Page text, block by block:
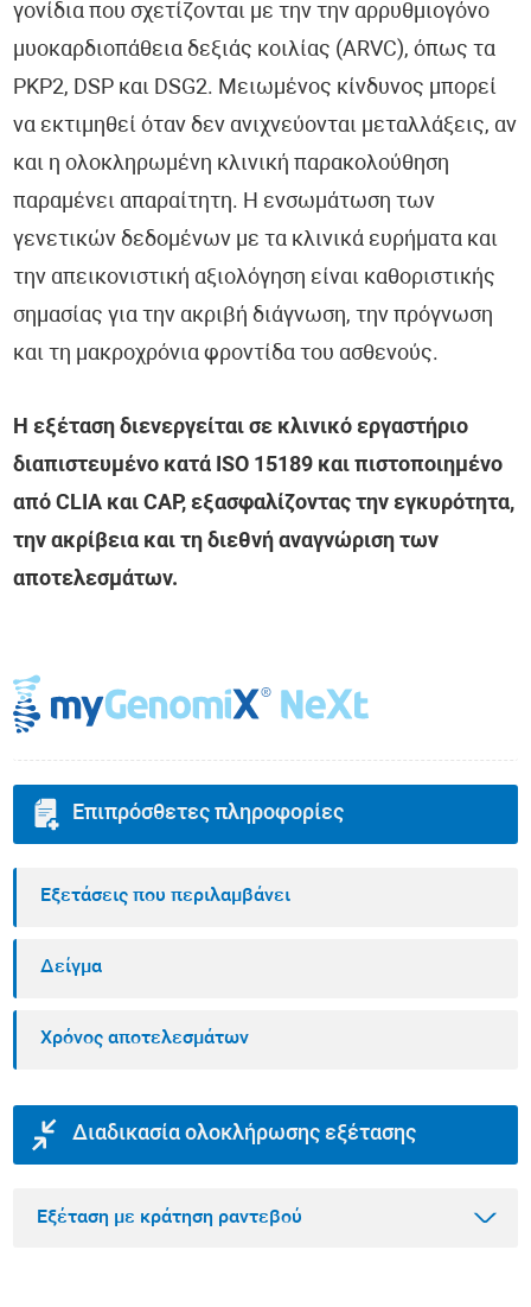
γονίδια που σχετίζονται με την την αρρυθμιογόνο
μυοκαρδιοπάθεια δεξιάς κοιλίας (ARVC), όπως τα
PKP2, DSP και DSG2. Μειωμένος κίνδυνος μπορεί
να εκτιμηθεί όταν δεν ανιχνεύονται μεταλλάξεις, αν
και η ολοκληρωμένη κλινική παρακολούθηση
παραμένει απαραίτητη. Η ενσωμάτωση των
γενετικών δεδομένων με τα κλινικά ευρήματα και
την απεικονιστική αξιολόγηση είναι καθοριστικής
σημασίας για την ακριβή διάγνωση, την πρόγνωση
και τη μακροχρόνια φροντίδα του ασθενούς.
Η εξέταση διενεργείται σε κλινικό εργαστήριο
διαπιστευμένο κατά ISO 15189 και πιστοποιημένο
από CLIA και CAP, εξασφαλίζοντας την εγκυρότητα,
την ακρίβεια και τη διεθνή αναγνώριση των
αποτελεσμάτων.
Επιπρόσθετες πληροφορίες
Εξετάσεις που περιλαμβάνει
Δείγμα
Χρόνος αποτελεσμάτων
Διαδικασία ολοκλήρωσης εξέτασης
Εξέταση με κράτηση ραντεβού